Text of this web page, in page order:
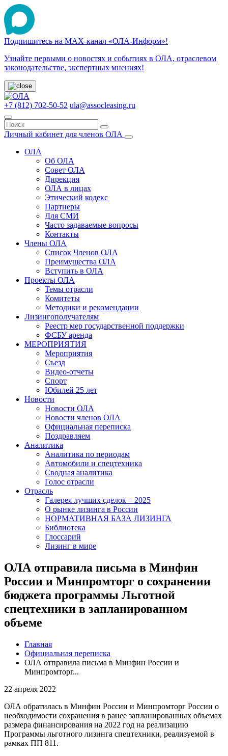
Подпишитесь на МАХ-канал «ОЛА-Информ»!
Узнайте первыми о новостях и событиях в ОЛА, отраслевом
законодательстве, экспертных мнениях!
+7 (812) 702-50-52 ula@assocleasing.ru
Личный кабинет для членов ОЛА
ОЛА
Об ОЛА
Совет ОЛА
Дирекция
ОЛА в лицах
Этический кодекс
Партнеры
Для СМИ
Часто задаваемые вопросы
Контакты
Члены ОЛА
Список Членов ОЛА
Преимущества ОЛА
Вступить в ОЛА
Проекты ОЛА
Темы отрасли
Комитеты
Методики и рекомендации
Лизингополучателям
Реестр мер государственной поддержки
ФСБУ аренда
МЕРОПРИЯТИЯ
Мероприятия
Съезд
Видео-отчеты
Спорт
Юбилей 25 лет
Новости
Новости ОЛА
Новости членов ОЛА
Официальная переписка
Поздравляем
Аналитика
Аналитика по периодам
Автомобили и спецтехника
Сводная аналитика
Голос отрасли
Отрасль
Галерея лучших сделок – 2025
О рынке лизинга в России
НОРМАТИВНАЯ БАЗА ЛИЗИНГА
Библиотека
Глоссарий
Лизинг в мире
ОЛА отправила письма в Минфин
России и Минпромторг о сохранении
бюджета программы Льготной
спецтехники в запланированном
объеме
Главная
Официальная переписка
ОЛА отправила письма в Минфин России и
Минпромторг...
22 апреля 2022
ОЛА обратилась в Минфин России и Минпромторг России о
необходимости сохранения в ранее запланированных объемах
размера финансирования на 2022 год на реализацию
Программы льготного лизинга спецтехники, реализуемой в
рамках ПП 811.